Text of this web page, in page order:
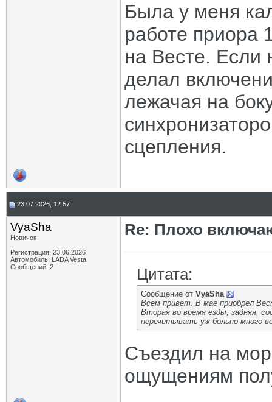
Была у меня
работе приора
на Весте. Если
делал
лежачая на
сцепления.
23.07.2026, 12:57
VyaSha
Новичок
Регистрация: 23.06.2026
Автомобиль: LADA Vesta
Сообщений: 2
Re: Плохо
Цитата:
Сообщение от VyaSha
Всем привет. В мае приобрел
Вторая во время езды, задняя,
перечитывать уж больно много
Съездил на
ощущениям